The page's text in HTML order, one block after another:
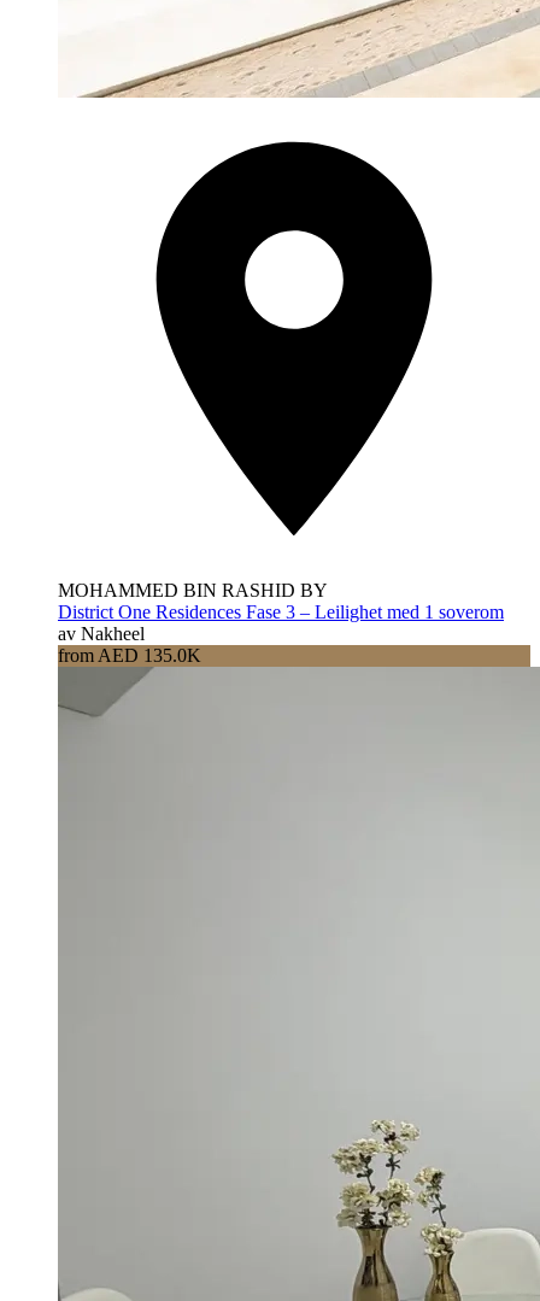
MOHAMMED BIN RASHID BY
District One Residences Fase 3 – Leilighet med 1 soverom
av Nakheel
from AED 135.0K